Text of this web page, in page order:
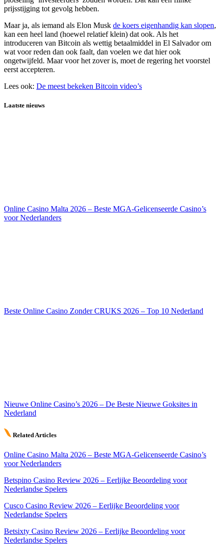
prijsstijging tot gevolg hebben.
Maar ja, als iemand als Elon Musk de koers eigenhandig kan slopen,
kan een heel land (hoewel relatief klein) dat ook. Als het
introduceren van Bitcoin als wettig betaalmiddel in El Salvador om
wat voor reden dan ook faalt, dan voelen we dat hier ook
ongetwijfeld. Maar voor het zover is, moet de regering het voorstel
eerst accepteren.
Lees ook: De meest bekeken Bitcoin video’s
Laatste nieuws
Online Casino Malta 2026 – Beste MGA-Gelicenseerde Casino’s
voor Nederlanders
Beste Online Casino Zonder CRUKS 2026 – Top 10 Nederland
Nieuwe Online Casino’s 2026 – De Beste Nieuwe Goksites in
Nederland
Related Articles
Online Casino Malta 2026 – Beste MGA-Gelicenseerde Casino’s
voor Nederlanders
Betspino Casino Review 2026 – Eerlijke Beoordeling voor
Nederlandse Spelers
Cusco Casino Review 2026 – Eerlijke Beoordeling voor
Nederlandse Spelers
Betsixty Casino Review 2026 – Eerlijke Beoordeling voor
Nederlandse Spelers